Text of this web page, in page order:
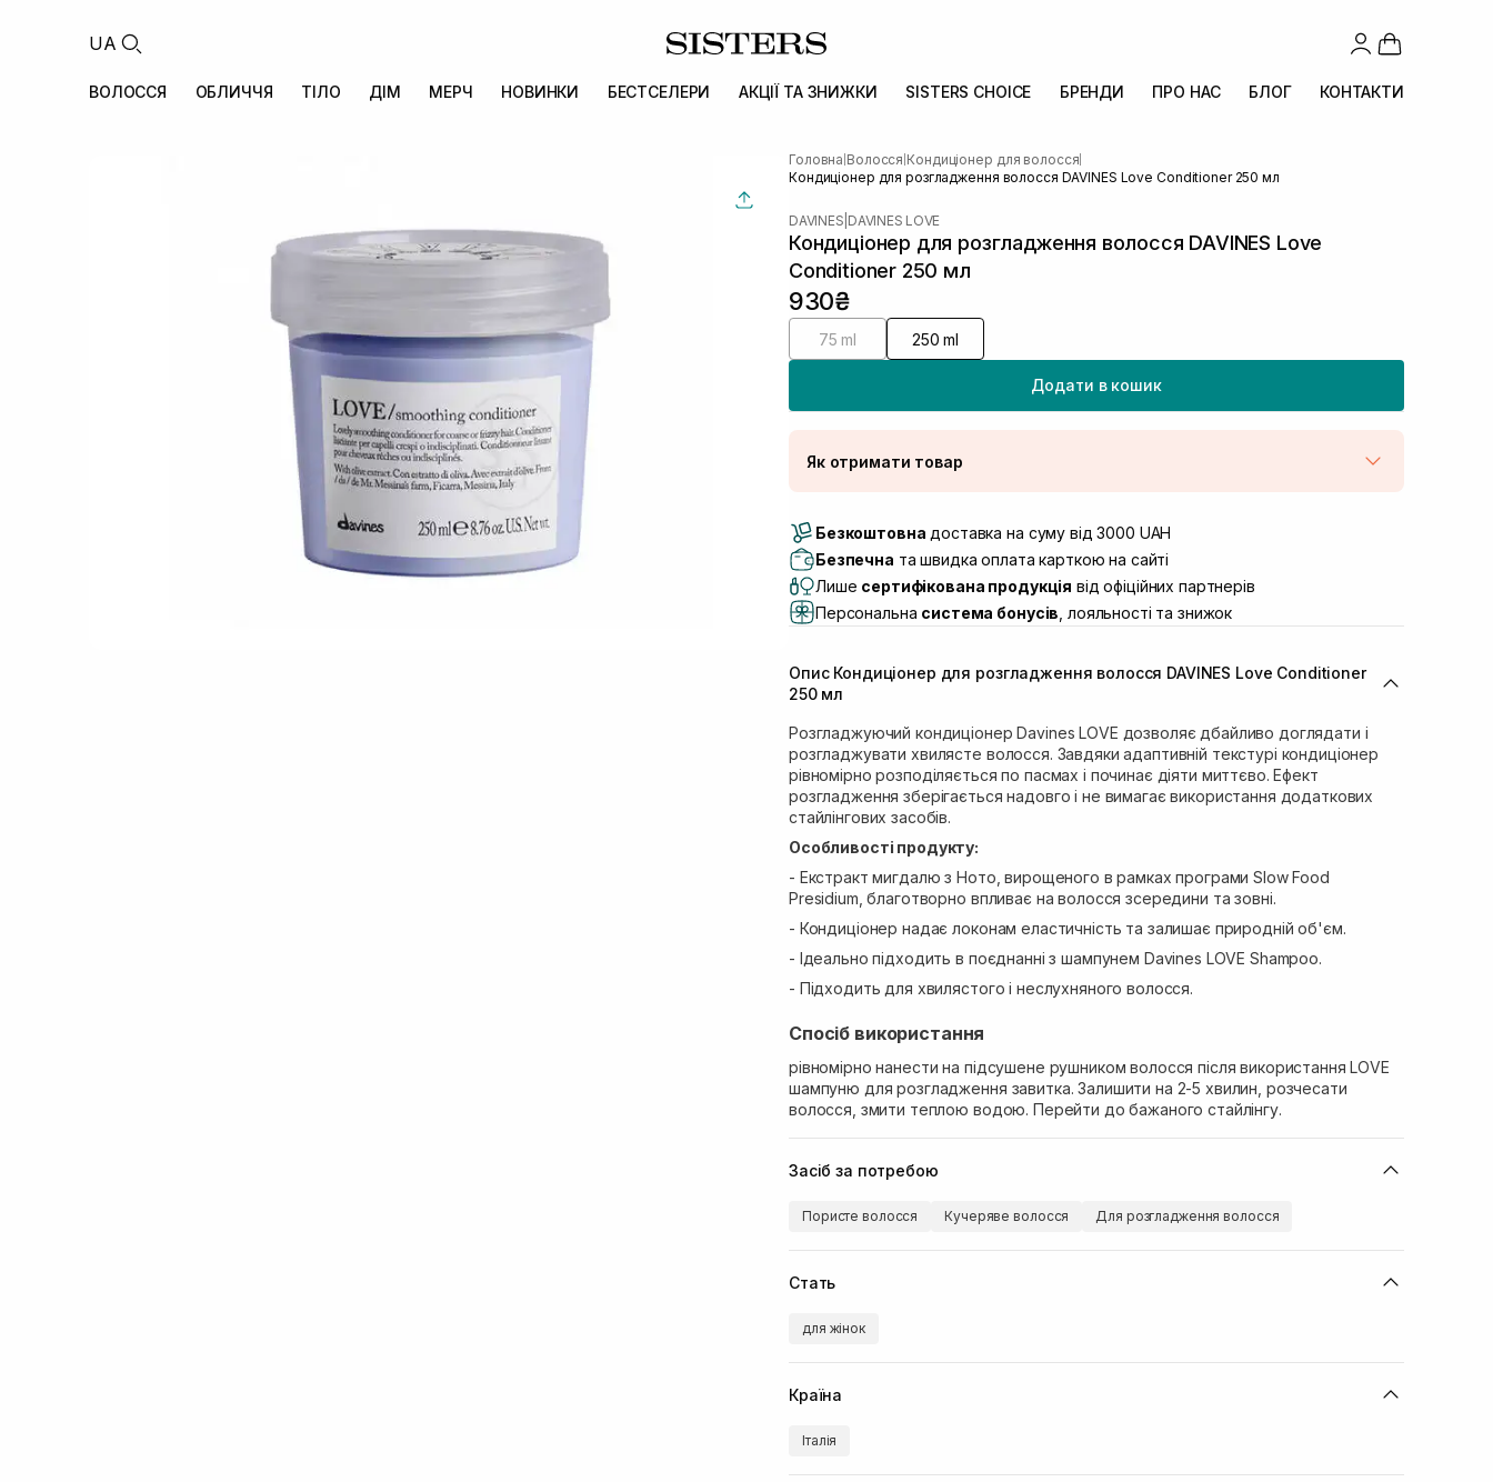
UA
ВОЛОССЯ ОБЛИЧЧЯ ТІЛО ДІМ МЕРЧ НОВИНКИ БЕСТСЕЛЕРИ АКЦІЇ ТА ЗНИЖКИ SISTERS CHOICE БРЕНДИ ПРО НАС БЛОГ КОНТАКТИ
Головна Волосся Кондиціонер для волосся
Кондиціонер для розгладження волосся DAVINES Love Conditioner 250 мл
DAVINES DAVINES LOVE
Кондиціонер для розгладження волосся DAVINES Love
Conditioner 250 мл
930₴
75 ml 250 ml
Додати в кошик
Як отримати товар
Самовивіз м. Луцьк, вул. Винниченка 4
Самовивіз м. Львів, вул. Академіка Підстригача, 1В
(Duck’s Lake)
Самовивіз м. Львів, вул. Івана Франка 36
Самовивіз м. Львів, вул. Степана Бандери 45 В наявності
Самовивіз м. Рівне, вул. Кулика і Гудачека 23 (ТЦ
Екватор)
Немає в наявності!
Безкоштовна доставка на суму від 3000 UAH
Безпечна та швидка оплата карткою на сайті
Лише сертифікована продукція від офіційних партнерів
Персональна система бонусів , лояльності та знижок
Опис Кондиціонер для розгладження волосся DAVINES Love Conditioner
250 мл
Розгладжуючий кондиціонер Davines LOVE дозволяє дбайливо доглядати і
розгладжувати хвилясте волосся. Завдяки адаптивній текстурі кондиціонер
рівномірно розподіляється по пасмах і починає діяти миттєво. Ефект
розгладження зберігається надовго і не вимагає використання додаткових
стайлінгових засобів.
Особливості продукту:
- Екстракт мигдалю з Ното, вирощеного в рамках програми Slow Food
Presidium, благотворно впливає на волосся зсередини та зовні.
- Кондиціонер надає локонам еластичність та залишає природній об'єм.
- Ідеально підходить в поєднанні з шампунем Davines LOVE Shampoo.
- Підходить для хвилястого і неслухняного волосся.
Спосіб використання
рівномірно нанести на підсушене рушником волосся після використання LOVE
шампуню для розгладження завитка. Залишити на 2-5 хвилин, розчесати
волосся, змити теплою водою. Перейти до бажаного стайлінгу.
Засіб за потребою
Пористе волосся Кучеряве волосся Для розгладження волосся
Стать
для жінок
Країна
Італія